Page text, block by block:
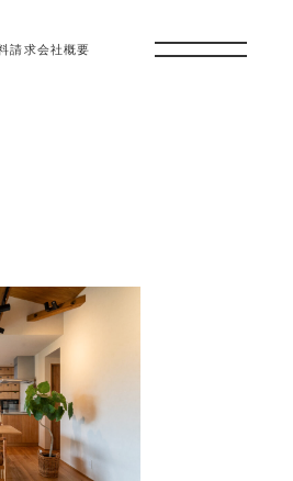
請求会社概要